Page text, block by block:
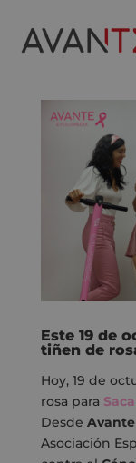
Este 19 de
tiñen de
Hoy, 19 de
rosa para
Desde
Asociación